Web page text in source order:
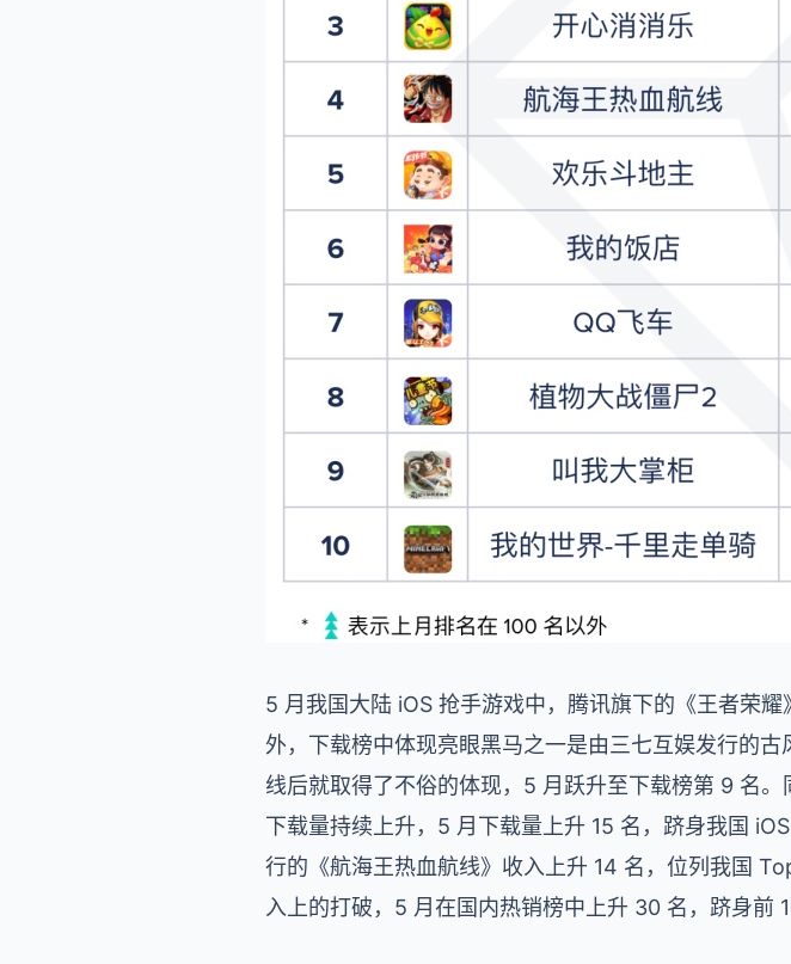
5 月我国大陆 iOS 抢手游戏中，腾讯旗下的《王者荣
外，下载榜中体现亮眼黑马之一是由三七互娱发行的
线后就取得了不俗的体现，5 月跃升至下载榜第 9 名
下载量持续上升，5 月下载量上升 15 名，跻身我国
行的《航海王热血航线》收入上升 14 名，位列我国
入上的打破，5 月在国内热销榜中上升 30 名，跻身前